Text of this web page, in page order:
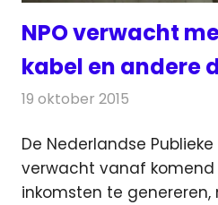
NPO verwacht
kabel en andere
19 oktober 2015
De Nederlandse
verwacht vanaf
inkomsten te